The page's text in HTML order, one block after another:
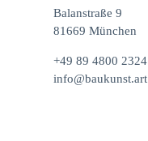
Balanstraße 9
81669 München
+49 89 4800 2324
info@baukunst.art